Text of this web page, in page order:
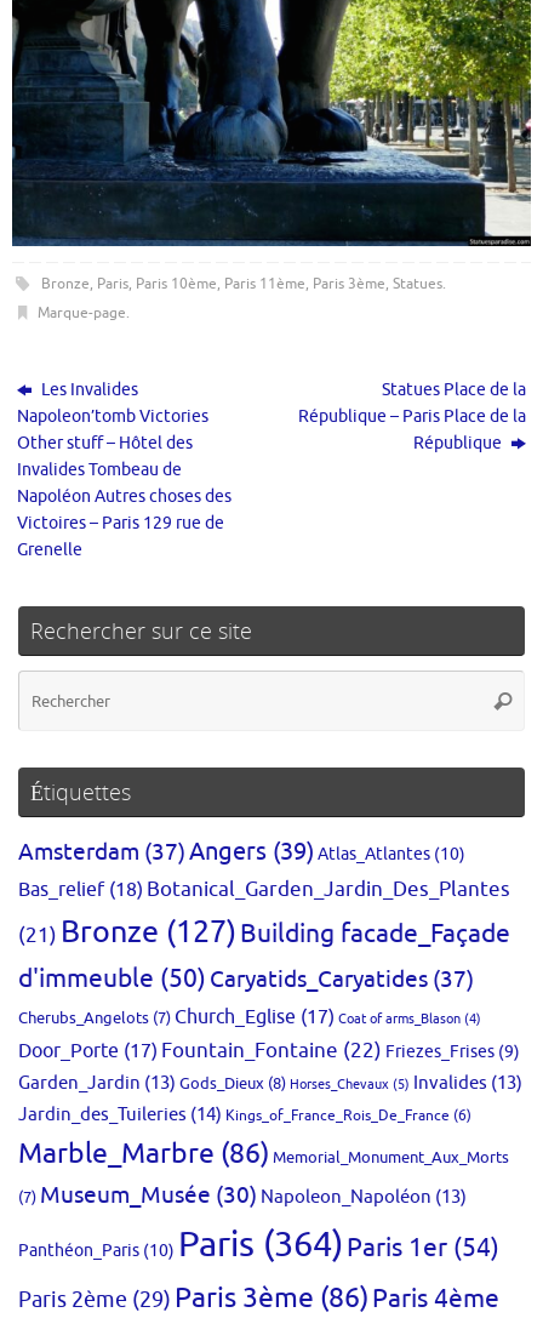
Bronze, Paris, Paris 10ème, Paris 11ème, Paris 3ème, Statues.
Marque-page.
Les Invalides
Napoleon’tomb Victories
Other stuff – Hôtel des
Invalides Tombeau de
Napoléon Autres choses des
Victoires – Paris 129 rue de
Grenelle
Statues Place de la
République – Paris Place de la
République
Rechercher sur ce site
Étiquettes
Amsterdam (37)Angers (39) Atlas_Atlantes (10)
Bas_relief(18) Botanical_Garden_Jardin_Des_Plantes
(21) Bronze (127)Building facade_Façade
d'immeuble (50) Caryatids_Caryatides (37)
Cherubs_Angelots (7) Church_Eglise (17) Coat of arms_Blason (4)
Door_Porte (17) Fountain_Fontaine (22) Friezes_Frises (9)
Garden_Jardin (13) Gods_Dieux (8) Horses_Chevaux (5) Invalides (13)
Jardin_des_Tuileries (14) Kings_of_France_Rois_De_France (6)
Marble_Marbre (86) Memorial_Monument_Aux_Morts
(7) Museum_Musée (30) Napoleon_Napoléon (13)
Panthéon_Paris (10) Paris (364)Paris 1er (54)
Paris 2ème (29) Paris 3ème (86)Paris 4ème